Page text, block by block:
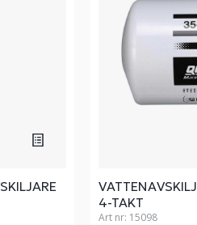
4-TAKT
Art nr: 15098